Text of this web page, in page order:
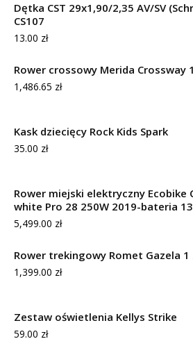
Dętka CST 29x1,90/2,35 AV/SV
CS107
13.00 zł
Rower crossowy Merida Crossway
1,486.65 zł
Kask dziecięcy Rock Kids Spark
35.00 zł
Rower miejski elektryczny Ecobike
white Pro 28 250W 2019-bateria
5,499.00 zł
Rower trekingowy Romet Gazela 1
1,399.00 zł
Zestaw oświetlenia Kellys Strike
59.00 zł